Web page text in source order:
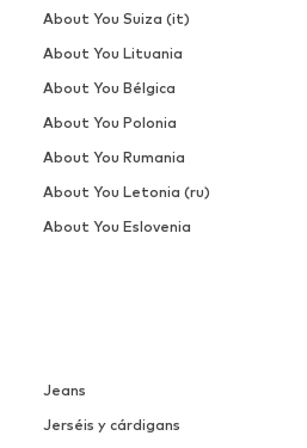
Jeans
Jerséis y cárdigans
About You Suiza (it)
About You Lituania
About You Bélgica
About You Polonia
About You Rumania
About You Letonia (ru)
About You Eslovenia